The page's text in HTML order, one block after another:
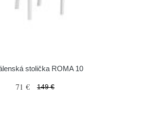
stolička ROMA 10
71 € 149 €